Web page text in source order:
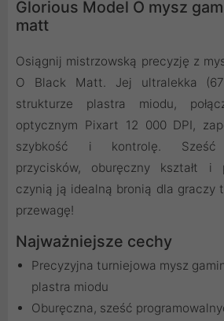
Glorious Model O mysz
matt
Osiągnij mistrzowską precyzję z
O Black Matt. Jej ultralekka
strukturze plastra miodu,
optycznym Pixart 12 000 DPI,
szybkość i kontrolę. Sześć
przycisków, oburęczny kształt i
czynią ją idealną bronią dla graczy
przewagę!
Najważniejsze cechy
Precyzyjna turniejowa mysz
plastra miodu
Oburęczna, sześć